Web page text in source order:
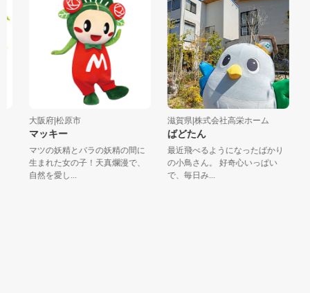
大阪府|松原市
マッキー
マツの妖精とバラの妖精の間に
生まれた女の子！天真爛漫で、
自然を愛し...
滋賀県|株式会社高栄ホーム
ばどたん
最近飛べるようになったばかり
の小鳥さん。 好奇心いっぱい
で、毎日み...